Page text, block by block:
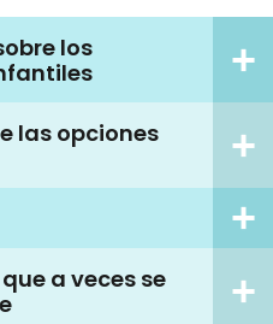
los
las opciones
a veces se